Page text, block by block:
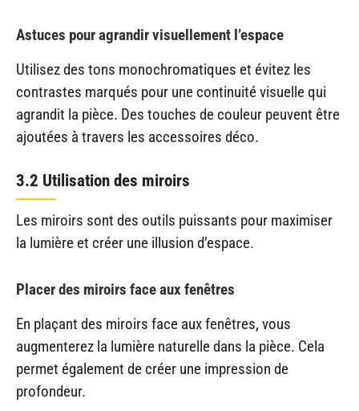
Astuces pour agrandir visuellement l’espace
Utilisez des tons monochromatiques et évitez les
contrastes marqués pour une continuité visuelle qui
agrandit la pièce. Des touches de couleur peuvent être
ajoutées à travers les accessoires déco.
3.2 Utilisation des miroirs
Les miroirs sont des outils puissants pour maximiser
la lumière et créer une illusion d’espace.
Placer des miroirs face aux fenêtres
En plaçant des miroirs face aux fenêtres, vous
augmenterez la lumière naturelle dans la pièce. Cela
permet également de créer une impression de
profondeur.